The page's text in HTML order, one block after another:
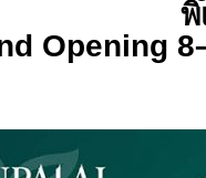
พิ
Opening